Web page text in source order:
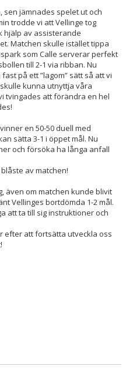
sen jämnades spelet ut och
trodde vi att Vellinge tog
hjälp av assisterande
Matchen skulle istället tippa
som Calle serverar perfekt
till 2-1 via ribban. Nu
på ett ”lagom” sätt så att vi
kunna utnyttja våra
tvingades att förändra en hel
en 50-50 duell med
sätta 3-1 i öppet mål. Nu
och försöka ha långa anfall
av matchen!
även om matchen kunde blivit
Vellinges bortdömda 1-2 mål.
att ta till sig instruktioner och
efter att fortsätta utveckla oss